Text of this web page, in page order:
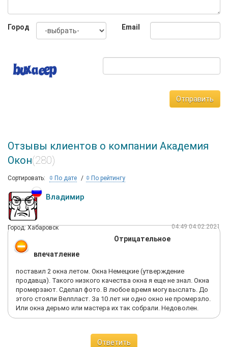
Качество выполняемых работ гарантируется и
подтверждается:
сооружений I, II уровней ответственности в
соответствии с Государственным стандартом;
сертификатом соответствия;
гигиеническим заключением на продукцию, товар;
свидетельством Государственного Фонда Защиты
Все документы мы готовы предоставить для рассмотрения в
офисах нашей компании.
Город Email
Отправить
Отзывы клиентов о компании Академия
Окон(280)
Сортировать: По дате По рейтингу
Владимир
Город: Хабаровск 04:49 04.02.2021
Отрицательное
впечатление
поставил 2 окна летом. Окна Немецкие (утверждение
продавца). Такого низкого качества окна я еще не знал. Окна
промерзают. Сделал фото. В любое время могу выслать. До
этого стояли Велпласт. За 10 лет ни одно окно не промерзло.
Или окна дерьмо или мастера их так собрали. Недоволен.
Ответить